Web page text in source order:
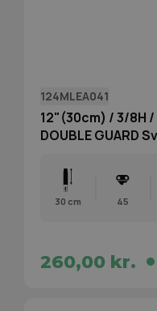
124MLEA041
12"(30cm) / 3/8H /
DOUBLE GUARD
30 cm 45
260,00 kr.